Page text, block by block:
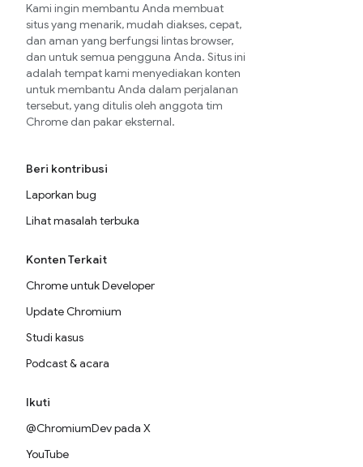
Kami ingin membantu Anda membuat
situs yang menarik, mudah diakses, cepat,
dan aman yang berfungsi lintas browser,
dan untuk semua pengguna Anda. Situs ini
adalah tempat kami menyediakan konten
untuk membantu Anda dalam perjalanan
tersebut, yang ditulis oleh anggota tim
Chrome dan pakar eksternal.
Beri kontribusi
Laporkan bug
Lihat masalah terbuka
Konten Terkait
Chrome untuk Developer
Update Chromium
Studi kasus
Podcast & acara
Ikuti
@ChromiumDev pada X
YouTube